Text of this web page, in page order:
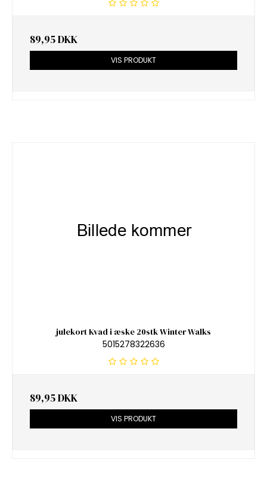
89,95 DKK
VIS PRODUKT
julekort Kvad i æske 20stk Winter Walks
5015278322636
89,95 DKK
VIS PRODUKT